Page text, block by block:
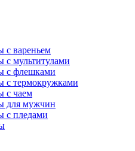
с вареньем
с мультитулами
с флешками
с термокружками
с чаем
для мужчин
с пледами